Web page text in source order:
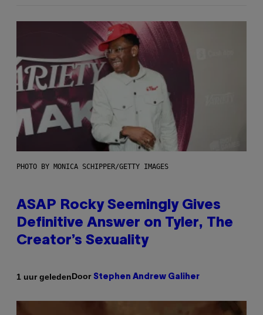
PHOTO BY MONICA SCHIPPER/GETTY IMAGES
ASAP Rocky Seemingly Gives
Definitive Answer on Tyler, The
Creator’s Sexuality
1 uur geledenDoor Stephen Andrew Galiher